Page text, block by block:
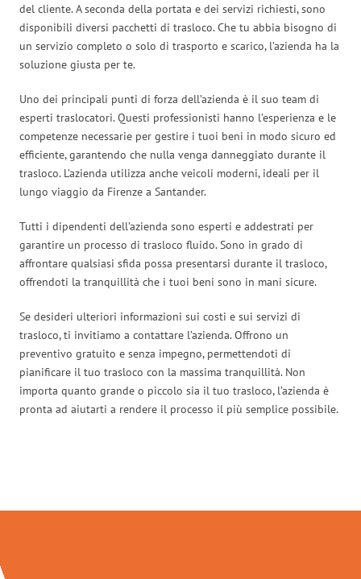
del cliente. A seconda della portata e dei servizi richiesti, sono
disponibili diversi pacchetti di trasloco. Che tu abbia bisogno di
un servizio completo o solo di trasporto e scarico, l’azienda ha la
soluzione giusta per te.
Uno dei principali punti di forza dell’azienda è il suo team di
esperti traslocatori. Questi professionisti hanno l’esperienza e le
competenze necessarie per gestire i tuoi beni in modo sicuro ed
efficiente, garantendo che nulla venga danneggiato durante il
trasloco. L’azienda utilizza anche veicoli moderni, ideali per il
lungo viaggio da Firenze a Santander.
Tutti i dipendenti dell’azienda sono esperti e addestrati per
garantire un processo di trasloco fluido. Sono in grado di
affrontare qualsiasi sfida possa presentarsi durante il trasloco,
offrendoti la tranquillità che i tuoi beni sono in mani sicure.
Se desideri ulteriori informazioni sui costi e sui servizi di
trasloco, ti invitiamo a contattare l’azienda. Offrono un
preventivo gratuito e senza impegno, permettendoti di
pianificare il tuo trasloco con la massima tranquillità. Non
importa quanto grande o piccolo sia il tuo trasloco, l’azienda è
pronta ad aiutarti a rendere il processo il più semplice possibile.